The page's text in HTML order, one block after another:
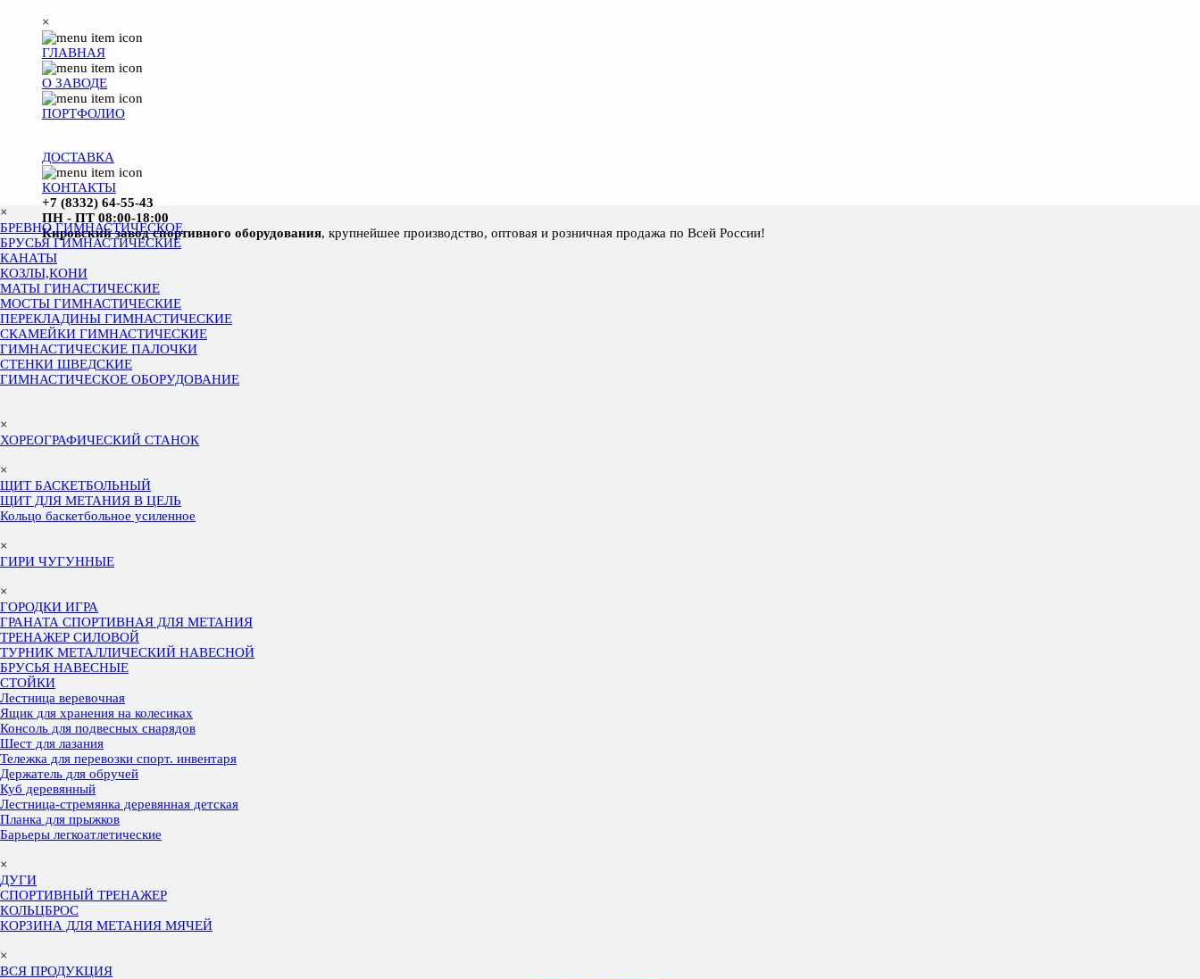
×
ГЛАВНАЯ
О ЗАВОДЕ
ПОРТФОЛИО
ДОСТАВКА
КОНТАКТЫ
+7 (8332) 64-55-43
ПН - ПТ 08:00-18:00
Кировский завод спортивного оборудования, крупнейшее производство, оптовая и розничная продажа по Всей России!
×
БРЕВНО ГИМНАСТИЧЕСКОЕ
БРУСЬЯ ГИМНАСТИЧЕСКИЕ
КАНАТЫ
КОЗЛЫ,КОНИ
МАТЫ ГИНАСТИЧЕСКИЕ
МОСТЫ ГИМНАСТИЧЕСКИЕ
ПЕРЕКЛАДИНЫ ГИМНАСТИЧЕСКИЕ
СКАМЕЙКИ ГИМНАСТИЧЕСКИЕ
ГИМНАСТИЧЕСКИЕ ПАЛОЧКИ
СТЕНКИ ШВЕДСКИЕ
ГИМНАСТИЧЕСКОЕ ОБОРУДОВАНИЕ
×
ХОРЕОГРАФИЧЕСКИЙ СТАНОК
×
ЩИТ БАСКЕТБОЛЬНЫЙ
ЩИТ ДЛЯ МЕТАНИЯ В ЦЕЛЬ
Кольцо баскетбольное усиленное
×
ГИРИ ЧУГУННЫЕ
×
ГОРОДКИ ИГРА
ГРАНАТА СПОРТИВНАЯ ДЛЯ МЕТАНИЯ
ТРЕНАЖЕР СИЛОВОЙ
ТУРНИК МЕТАЛЛИЧЕСКИЙ НАВЕСНОЙ
БРУСЬЯ НАВЕСНЫЕ
СТОЙКИ
Лестница веревочная
Ящик для хранения на колесиках
Консоль для подвесных снарядов
Шест для лазания
Тележка для перевозки спорт. инвентаря
Держатель для обручей
Куб деревянный
Лестница-стремянка деревянная детская
Планка для прыжков
Барьеры легкоатлетические
×
ДУГИ
СПОРТИВНЫЙ ТРЕНАЖЕР
КОЛЬЦБРОС
КОРЗИНА ДЛЯ МЕТАНИЯ МЯЧЕЙ
×
ВСЯ ПРОДУКЦИЯ